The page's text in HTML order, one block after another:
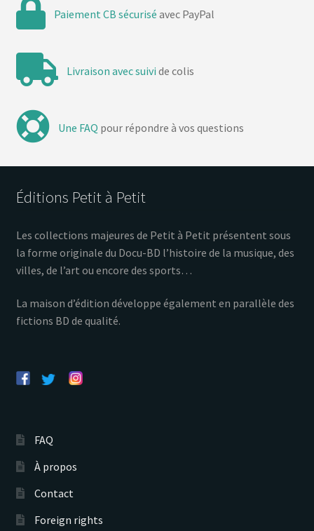
Paiement CB sécurisé avec PayPal
Livraison avec suivi de colis
Une FAQ pour répondre à vos questions
Éditions Petit à Petit
Les collections majeures de Petit à Petit présentent sous
la forme originale du Docu-BD l’histoire de la musique, des
villes, de l’art ou encore des sports…
La maison d’édition développe également en parallèle des
fictions BD de qualité.
FAQ
À propos
Contact
Foreign rights